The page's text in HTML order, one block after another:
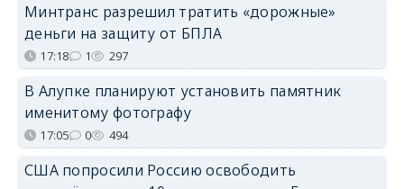
Минтранс разрешил тратить «дорожные»
деньги на защиту от БПЛА
17:18 1 297
В Алупке планируют установить памятник
именитому фотографу
17:05 0 494
США попросили Россию освободить